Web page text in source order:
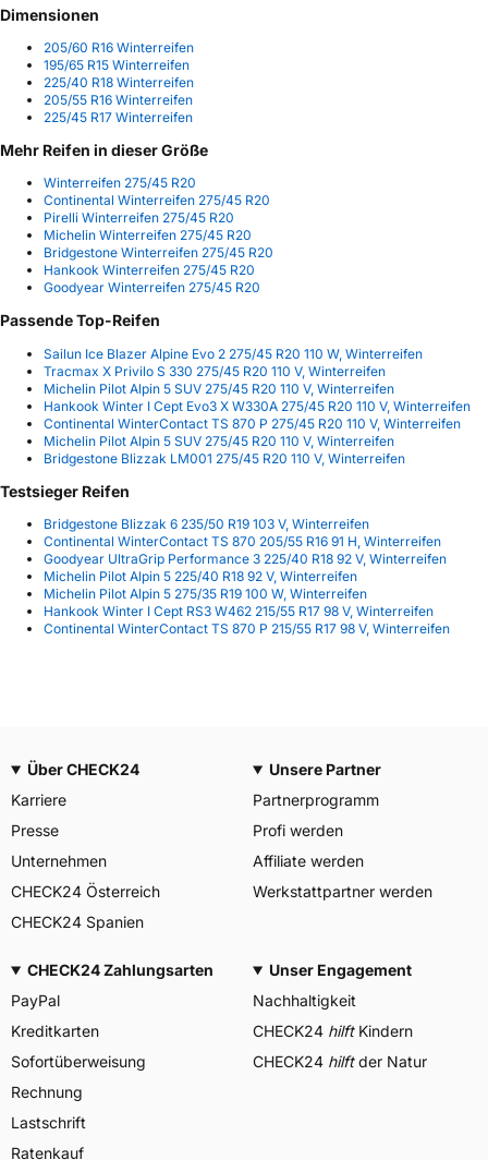
Dimensionen
205/60 R16 Winterreifen
195/65 R15 Winterreifen
225/40 R18 Winterreifen
205/55 R16 Winterreifen
225/45 R17 Winterreifen
Mehr Reifen in dieser Größe
Winterreifen 275/45 R20
Continental Winterreifen 275/45 R20
Pirelli Winterreifen 275/45 R20
Michelin Winterreifen 275/45 R20
Bridgestone Winterreifen 275/45 R20
Hankook Winterreifen 275/45 R20
Goodyear Winterreifen 275/45 R20
Passende Top-Reifen
Sailun Ice Blazer Alpine Evo 2 275/45 R20 110 W, Winterreifen
Tracmax X Privilo S 330 275/45 R20 110 V, Winterreifen
Michelin Pilot Alpin 5 SUV 275/45 R20 110 V, Winterreifen
Hankook Winter I Cept Evo3 X W330A 275/45 R20 110 V, Winterreifen
Continental WinterContact TS 870 P 275/45 R20 110 V, Winterreifen
Michelin Pilot Alpin 5 SUV 275/45 R20 110 V, Winterreifen
Bridgestone Blizzak LM001 275/45 R20 110 V, Winterreifen
Testsieger Reifen
Bridgestone Blizzak 6 235/50 R19 103 V, Winterreifen
Continental WinterContact TS 870 205/55 R16 91 H, Winterreifen
Goodyear UltraGrip Performance 3 225/40 R18 92 V, Winterreifen
Michelin Pilot Alpin 5 225/40 R18 92 V, Winterreifen
Michelin Pilot Alpin 5 275/35 R19 100 W, Winterreifen
Hankook Winter I Cept RS3 W462 215/55 R17 98 V, Winterreifen
Continental WinterContact TS 870 P 215/55 R17 98 V, Winterreifen
Über CHECK24
Karriere
Presse
Unternehmen
CHECK24 Österreich
CHECK24 Spanien
Unsere Partner
Partnerprogramm
Profi werden
Affiliate werden
Werkstattpartner werden
CHECK24 Zahlungsarten
PayPal
Kreditkarten
Sofortüberweisung
Rechnung
Lastschrift
Ratenkauf
Unser Engagement
Nachhaltigkeit
CHECK24 hilftKindern
CHECK24 hilftder Natur